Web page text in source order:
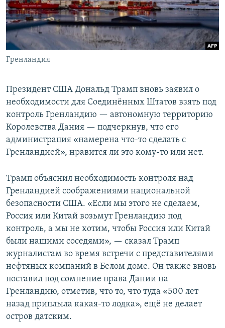
Гренландия
Президент США Дональд Трамп вновь заявил о
необходимости для Соединённых Штатов взять под
контроль Гренландию — автономную территорию
Королевства Дания — подчеркнув, что его
администрация «намерена что-то сделать с
Гренландией», нравится ли это кому-то или нет.
Трамп объяснил необходимость контроля над
Гренландией соображениями национальной
безопасности США. «Если мы этого не сделаем,
Россия или Китай возьмут Гренландию под
контроль, а мы не хотим, чтобы Россия или Китай
были нашими соседями», — сказал Трамп
журналистам во время встречи с представителями
нефтяных компаний в Белом доме. Он также вновь
поставил под сомнение права Дании на
Гренландию, отметив, что то, что туда «500 лет
назад приплыла какая-то лодка», ещё не делает
остров датским.